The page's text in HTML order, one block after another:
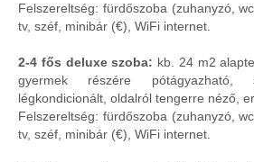
Felszereltség: fürdőszoba (zuhanyzó,
tv, széf, minibár (€), WiFi internet.
2-4 fős deluxe szoba: kb. 24 m2
gyermek részére pótágyazható,
légkondicionált, oldalról tengerre néző,
Felszereltség: fürdőszoba (zuhanyzó,
tv, széf, minibár (€), WiFi internet.